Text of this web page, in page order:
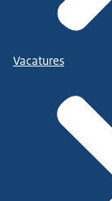
Vacatures